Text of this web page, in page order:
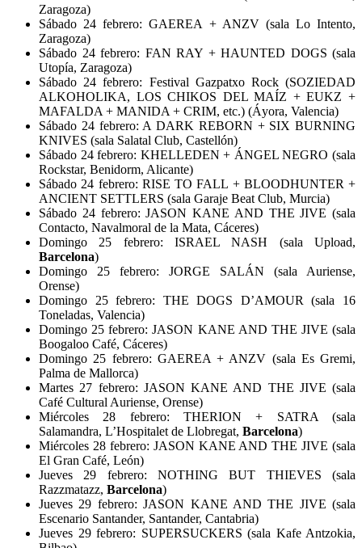
Zaragoza)
Sábado 24 febrero: GAEREA + ANZV (sala Lo Intento,
Zaragoza)
Sábado 24 febrero: FAN RAY + HAUNTED DOGS (sala
Utopía, Zaragoza)
Sábado 24 febrero: Festival Gazpatxo Rock (SOZIEDAD
ALKOHOLIKA, LOS CHIKOS DEL MAÍZ + EUKZ +
MAFALDA + MANIDA + CRIM, etc.) (Áyora, Valencia)
Sábado 24 febrero: A DARK REBORN + SIX BURNING
KNIVES (sala Salatal Club, Castellón)
Sábado 24 febrero: KHELLEDEN + ÁNGEL NEGRO (sala
Rockstar, Benidorm, Alicante)
Sábado 24 febrero: RISE TO FALL + BLOODHUNTER +
ANCIENT SETTLERS (sala Garaje Beat Club, Murcia)
Sábado 24 febrero: JASON KANE AND THE JIVE (sala
Contacto, Navalmoral de la Mata, Cáceres)
Domingo 25 febrero: ISRAEL NASH (sala Upload,
Barcelona)
Domingo 25 febrero: JORGE SALÁN (sala Auriense,
Orense)
Domingo 25 febrero: THE DOGS D’AMOUR (sala 16
Toneladas, Valencia)
Domingo 25 febrero: JASON KANE AND THE JIVE (sala
Boogaloo Café, Cáceres)
Domingo 25 febrero: GAEREA + ANZV (sala Es Gremi,
Palma de Mallorca)
Martes 27 febrero: JASON KANE AND THE JIVE (sala
Café Cultural Auriense, Orense)
Miércoles 28 febrero: THERION + SATRA (sala
Salamandra, L’Hospitalet de Llobregat, Barcelona)
Miércoles 28 febrero: JASON KANE AND THE JIVE (sala
El Gran Café, León)
Jueves 29 febrero: NOTHING BUT THIEVES (sala
Razzmatazz, Barcelona)
Jueves 29 febrero: JASON KANE AND THE JIVE (sala
Escenario Santander, Santander, Cantabria)
Jueves 29 febrero: SUPERSUCKERS (sala Kafe Antzokia,